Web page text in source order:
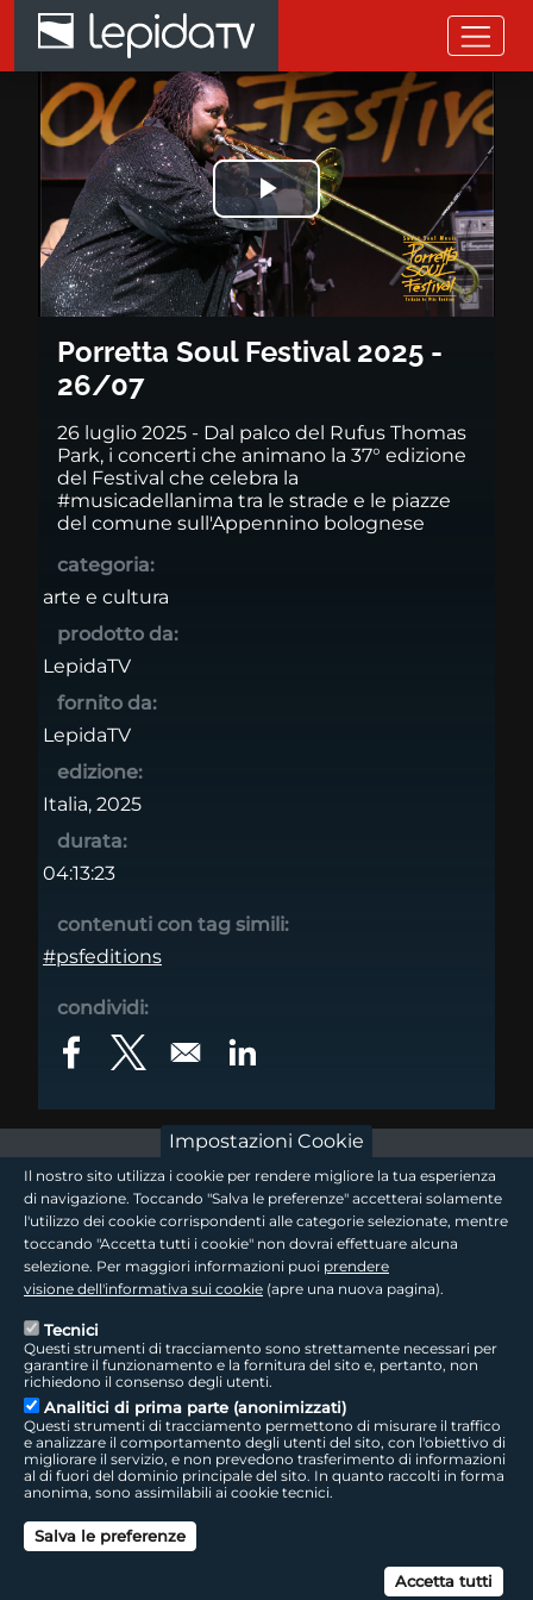
Salta al contenuto principale
Porretta Soul Festival 2025 -
Riprodurre
il
video
Porretta Soul Festival 2025 -
26/07
26 luglio 2025 - Dal palco del Rufus Thomas
Park, i concerti che animano la 37° edizione
del Festival che celebra la
#musicadellanima tra le strade e le piazze
del comune sull'Appennino bolognese
categoria:
arte e cultura
prodotto da:
LepidaTV
fornito da:
LepidaTV
edizione:
Italia, 2025
durata:
04:13:23
contenuti con tag simili:
#psfeditions
condividi:
Opens in a new window
Opens in a new windowOpens in a new window
footer - sezione logo 1
footer - sezione logo2
footer - sezione colophon
Sede Legale: Via della Liberazione, 15 - 40128 Bologna BO
Capitale Sociale interamente versato ad oggi: € 69.881.000,00 | P.IVA/C.F.
footer - sezione link utili
Seguici sui social
LepidaTV | Accessibilità | Cookie | Privacy | Social Media Policy
Impostazioni Cookie
Il nostro sito utilizza i cookie per rendere migliore la tua esperienza
di navigazione. Toccando "Salva le preferenze" accetterai solamente
l'utilizzo dei cookie corrispondenti alle categorie selezionate, mentre
toccando "Accetta tutti i cookie" non dovrai effettuare alcuna
selezione. Per maggiori informazioni puoi prendere
visione dell'informativa sui cookie (apre una nuova pagina).
Tecnici
Questi strumenti di tracciamento sono strettamente necessari per
garantire il funzionamento e la fornitura del sito e, pertanto, non
richiedono il consenso degli utenti.
Analitici di prima parte (anonimizzati)
Questi strumenti di tracciamento permettono di misurare il traffico
e analizzare il comportamento degli utenti del sito, con l'obiettivo di
migliorare il servizio, e non prevedono trasferimento di informazioni
al di fuori del dominio principale del sito. In quanto raccolti in forma
anonima, sono assimilabili ai cookie tecnici.
Salva le preferenze
Accetta tutti